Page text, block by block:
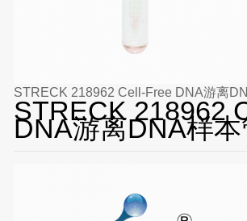
STRECK 218962 Cell-Free DNA游离
STRECK 218962
DNA游离DNA样本